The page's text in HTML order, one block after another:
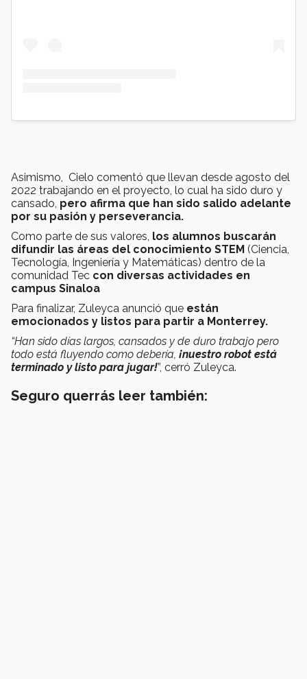
Asimismo, Cielo comentó que llevan desde agosto del
2022 trabajando en el proyecto, lo cual ha sido duro y
cansado, pero afirma que han sido salido adelante
por su pasión y perseverancia.
Como parte de sus valores, los alumnos buscarán
difundir las áreas del conocimiento STEM (Ciencia,
Tecnología, Ingeniería y Matemáticas) dentro de la
comunidad Tec con diversas actividades en
campus Sinaloa
Para finalizar, Zuleyca anunció que están
emocionados y listos para partir a Monterrey.
“Han sido días largos, cansados y de duro trabajo pero
todo está fluyendo como debería, ¡nuestro robot está
terminado y listo para jugar!”, cerró Zuleyca.
Seguro querrás leer también: